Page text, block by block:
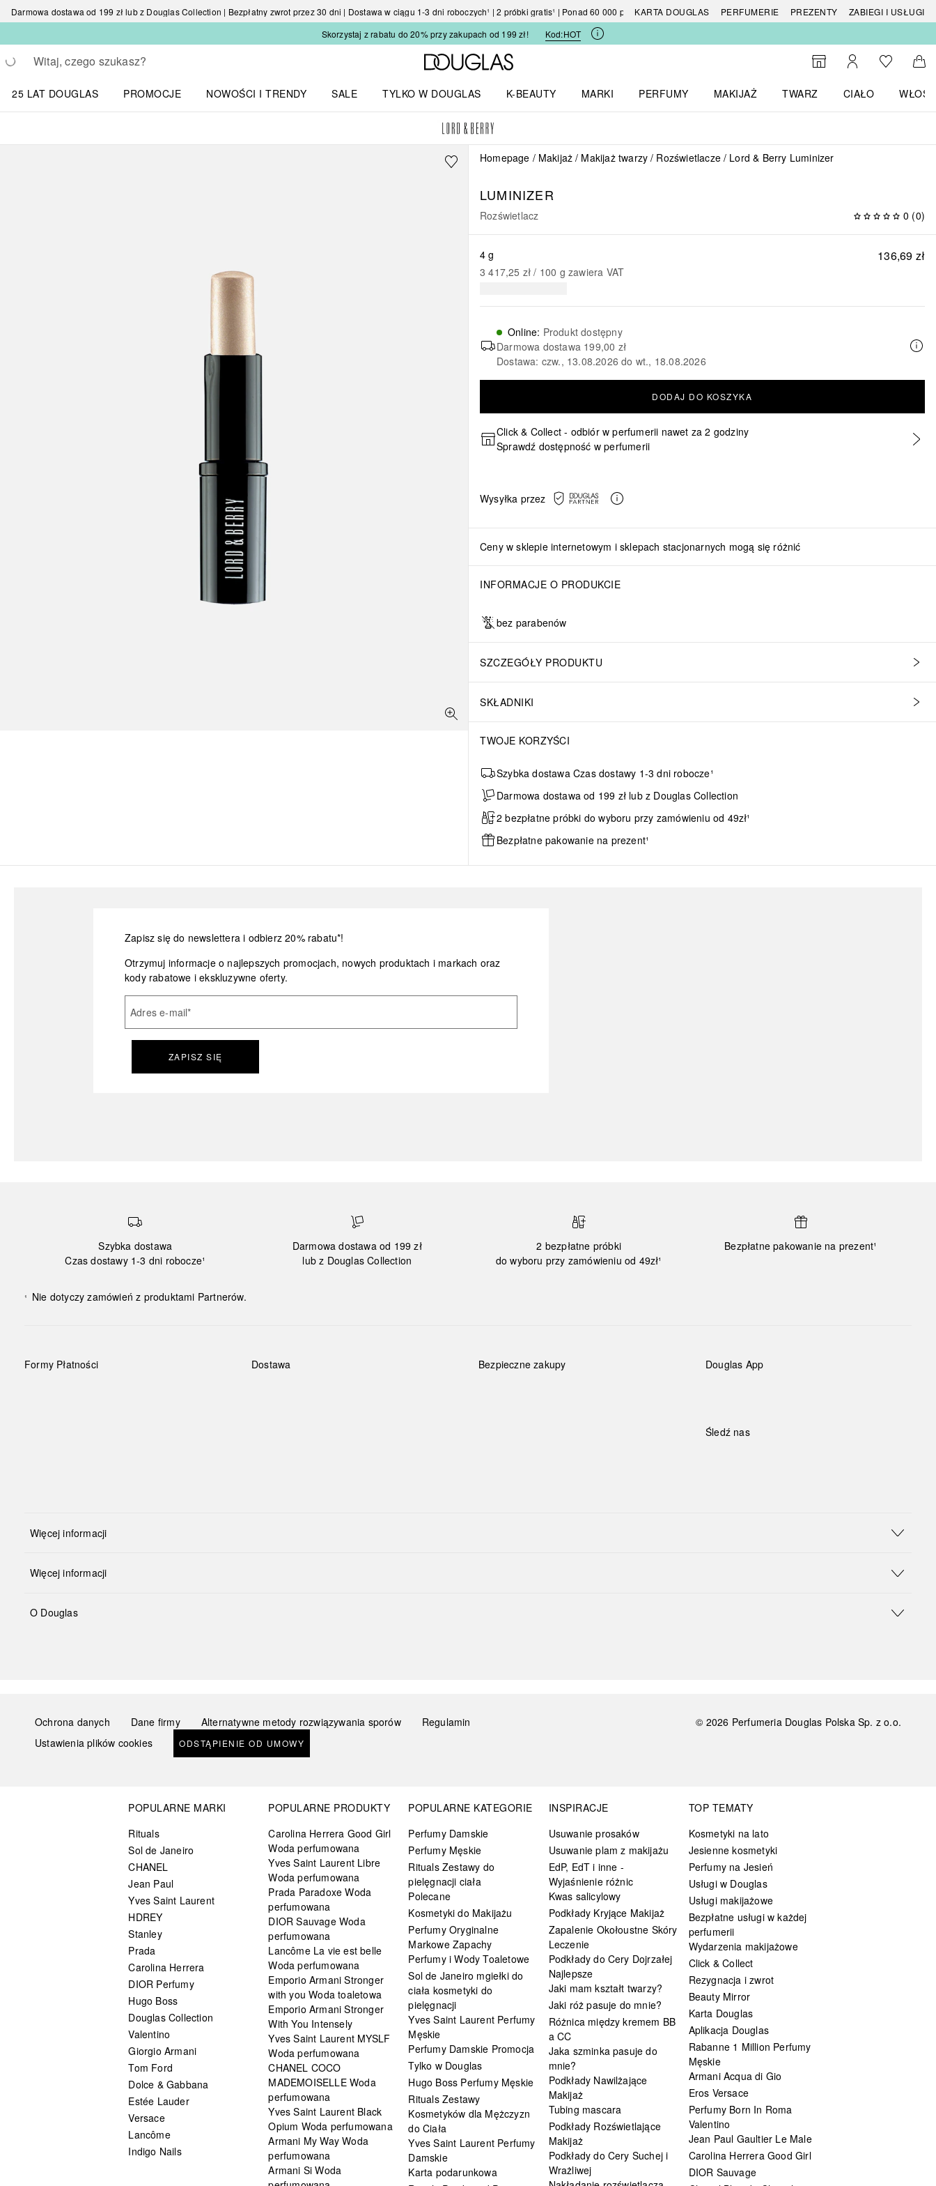
Darmowa dostawa od 199 zł lub z Douglas Collection | Bezpłatny zwrot przez 30 dni | Dostawa w ciągu 1-3 dni roboczych¹ | 2 próbki gratis¹ | Ponad 60 000 produktówKARTA DOUGLAS PERFUMERIE PREZENTY
ZABIEGI I USŁUGI
Skorzystaj z rabatu do 20% przy zakupach od 199 zł!
Kod:HOT
Wracać
Wykonaj wyszukiwanie
Strona główna Douglas
Do wyszukiwarki
Moje kontoDo listyDo
25 LAT DOUGLAS
PROMOCJE
NOWOŚCI I TRENDY
SALE
TYLKO W DOUGLAS
K-BEAUTY
MARKI
PERFUMY
MAKIJAŻ
TWARZ
CIAŁO
WŁOSY
Homepage Makijaż Makijaż twarzy Rozświetlacze Lord & Berry Luminizer
LUMINIZER
Rozświetlacz 0 (0)
136,69 zł
4 g
3 417,25 zł / 100 g zawiera VAT
Online: Produkt dostępny
Darmowa dostawa 199,00 zł
Dostawa: czw., 13.08.2026 do wt., 18.08.2026
DODAJ DO KOSZYKA
Click & Collect - odbiór w perfumerii nawet za 2 godziny
Sprawdź dostępność w perfumerii
Wysyłka przez
Ceny w sklepie internetowym i sklepach stacjonarnych mogą się różnić
INFORMACJE O PRODUKCIE
bez parabenów
SZCZEGÓŁY PRODUKTU
SKŁADNIKI
TWOJE KORZYŚCI
Szybka dostawa Czas dostawy 1-3 dni robocze¹
Darmowa dostawa od 199 zł lub z Douglas Collection
2 bezpłatne próbki do wyboru przy zamówieniu od 49zł¹
Bezpłatne pakowanie na prezent¹
Zapisz się do newslettera i odbierz 20% rabatu*!
Otrzymuj informacje o najlepszych promocjach, nowych produktach i markach oraz
kody rabatowe i ekskluzywne oferty.
Adres e-mail*
ZAPISZ SIĘ
Szybka dostawa
Czas dostawy 1-3 dni robocze¹
Darmowa dostawa od 199 zł
lub z Douglas Collection
2 bezpłatne próbki
do wyboru przy zamówieniu od 49zł¹
Bezpłatne pakowanie na prezent¹
¹ Nie dotyczy zamówień z produktami Partnerów.
Formy Płatności Dostawa Bezpieczne zakupy Douglas App
Śledź nas
Więcej informacji
Więcej informacji
O Douglas
Ochrona danych Dane firmy Alternatywne metody rozwiązywania sporów
Regulamin
Ustawienia plików cookies
ODSTĄPIENIE OD UMOWY
© 2026 Perfumeria Douglas Polska Sp. z o.o.
POPULARNE MARKI
Rituals
Sol de Janeiro
CHANEL
Jean Paul
Yves Saint Laurent
HDREY
Stanley
Prada
Carolina Herrera
DIOR Perfumy
Hugo Boss
Douglas Collection
Valentino
Giorgio Armani
Tom Ford
Dolce & Gabbana
Estée Lauder
Versace
Lancôme
Indigo Nails
POPULARNE PRODUKTY
Carolina Herrera Good Girl
Woda perfumowana
Yves Saint Laurent Libre
Woda perfumowana
Prada Paradoxe Woda
perfumowana
DIOR Sauvage Woda
perfumowana
Lancôme La vie est belle
Woda perfumowana
Emporio Armani Stronger
with you Woda toaletowa
Emporio Armani Stronger
With You Intensely
Yves Saint Laurent MYSLF
Woda perfumowana
CHANEL COCO
MADEMOISELLE Woda
perfumowana
Yves Saint Laurent Black
Opium Woda perfumowana
Armani My Way Woda
perfumowana
Armani Si Woda
POPULARNE KATEGORIE
Perfumy Damskie
Perfumy Męskie
Rituals Zestawy do
pielęgnacji ciała
Polecane
Kosmetyki do Makijażu
Perfumy Oryginalne
Markowe Zapachy
Perfumy i Wody Toaletowe
Sol de Janeiro mgiełki do
ciała kosmetyki do
pielęgnacji
Yves Saint Laurent Perfumy
Męskie
Perfumy Damskie Promocja
Tylko w Douglas
Hugo Boss Perfumy Męskie
Rituals Zestawy
Kosmetyków dla Mężczyzn
do Ciała
Yves Saint Laurent Perfumy
Damskie
Karta podarunkowa
INSPIRACJE
Usuwanie prosaków
Usuwanie plam z makijażu
EdP, EdT i inne -
Wyjaśnienie różnic
Kwas salicylowy
Podkłady Kryjące Makijaż
Zapalenie Okołoustne Skóry
Leczenie
Podkłady do Cery Dojrzałej
Najlepsze
Jaki mam kształt twarzy?
Jaki róż pasuje do mnie?
Różnica między kremem BB
a CC
Jaka szminka pasuje do
mnie?
Podkłady Nawilżające
Makijaż
Tubing mascara
Podkłady Rozświetlające
Makijaż
Podkłady do Cery Suchej i
Wrażliwej
TOP TEMATY
Kosmetyki na lato
Jesienne kosmetyki
Perfumy na Jesień
Usługi w Douglas
Usługi makijażowe
Bezpłatne usługi w każdej
perfumerii
Wydarzenia makijażowe
Click & Collect
Rezygnacja i zwrot
Beauty Mirror
Karta Douglas
Aplikacja Douglas
Rabanne 1 Million Perfumy
Męskie
Armani Acqua di Gio
Eros Versace
Perfumy Born In Roma
Valentino
Jean Paul Gaultier Le Male
Carolina Herrera Good Girl
DIOR Sauvage